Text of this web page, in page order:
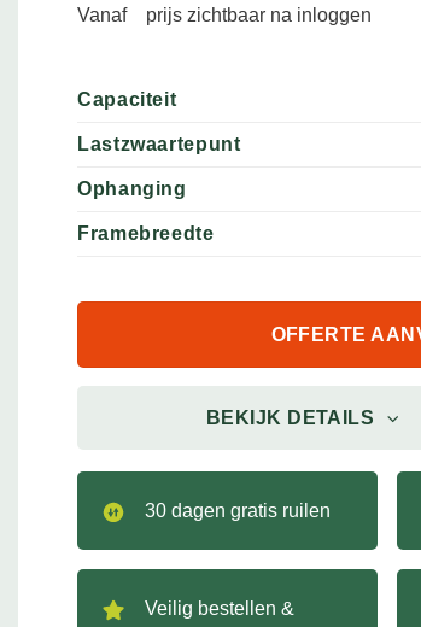
Vanaf prijs zichtbaar na inloggen
Capaciteit
Lastzwaartepunt
Ophanging
Framebreedte
OFFERTE
BEKIJK DETAILS
30 dagen gratis ruilen
Veilig bestellen &